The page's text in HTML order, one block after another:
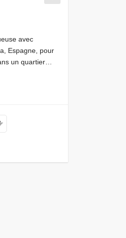
avec
Espagne, pour
un quartier
la plage